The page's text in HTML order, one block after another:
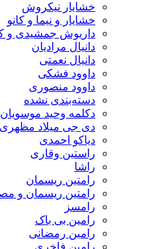
خشایار نیکروش
خشایار و نیما و کانو
داریوش جمشیدی و
دانیال مرادیان
دانیال نعمتی
داوود فشکی
داوود منصوری
دسته‌بندی نشده
دکلمه وحید موسویان
دی جی میلاد مظهری
دیاکو احمدی
راستین وقاری
راشا
رامتین ریسمان
رامتین ریسمان و
رامسز
رامین بی باک
رامین رمضانی